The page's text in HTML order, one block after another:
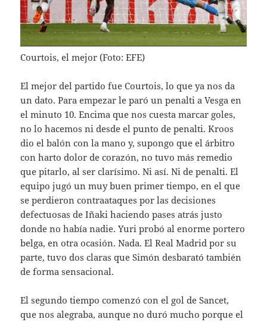
Courtois, el mejor (Foto: EFE)
El mejor del partido fue Courtois, lo que ya nos da
un dato. Para empezar le paró un penalti a Vesga en
el minuto 10. Encima que nos cuesta marcar goles,
no lo hacemos ni desde el punto de penalti. Kroos
dio el balón con la mano y, supongo que el árbitro
con harto dolor de corazón, no tuvo más remedio
que pitarlo, al ser clarísimo. Ni así. Ni de penalti. El
equipo jugó un muy buen primer tiempo, en el que
se perdieron contraataques por las decisiones
defectuosas de Iñaki haciendo pases atrás justo
donde no había nadie. Yuri probó al enorme portero
belga, en otra ocasión. Nada. El Real Madrid por su
parte, tuvo dos claras que Simón desbarató también
de forma sensacional.
El segundo tiempo comenzó con el gol de Sancet,
que nos alegraba, aunque no duró mucho porque el